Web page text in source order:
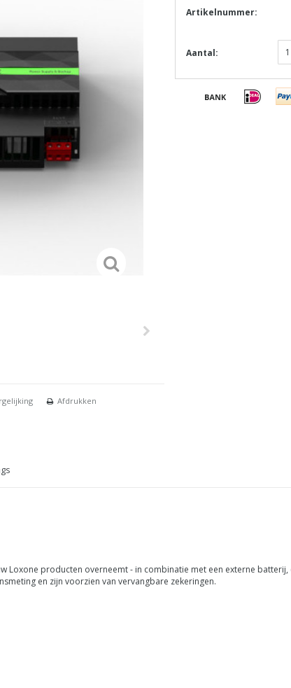
Afdrukken
Artikelnummer:
Aantal:
Loxone producten overneemt - in combinatie met een externe batterij,
en zijn voorzien van vervangbare zekeringen.